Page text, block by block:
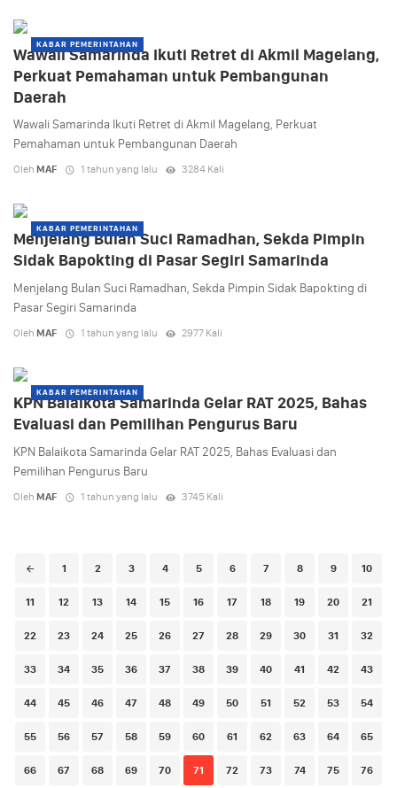
KABAR PEMERINTAHAN
Wawali Samarinda Ikuti Retret di Akmil Magelang,
Perkuat Pemahaman untuk Pembangunan
Daerah
Wawali Samarinda Ikuti Retret di Akmil Magelang, Perkuat
Pemahaman untuk Pembangunan Daerah
Oleh MAF 1 tahun yang lalu 3284 Kali
KABAR PEMERINTAHAN
Menjelang Bulan Suci Ramadhan, Sekda Pimpin
Sidak Bapokting di Pasar Segiri Samarinda
Menjelang Bulan Suci Ramadhan, Sekda Pimpin Sidak Bapokting di
Pasar Segiri Samarinda
Oleh MAF 1 tahun yang lalu 2977 Kali
KABAR PEMERINTAHAN
KPN Balaikota Samarinda Gelar RAT 2025, Bahas
Evaluasi dan Pemilihan Pengurus Baru
KPN Balaikota Samarinda Gelar RAT 2025, Bahas Evaluasi dan
Pemilihan Pengurus Baru
Oleh MAF 1 tahun yang lalu 3745 Kali
Posts
1 2 3 4 5 6 7 8 9 10
11 12 13 14 15 16 17 18 19 20 21
22 23 24 25 26 27 28 29 30 31 32
33 34 35 36 37 38 39 40 41 42 43
44 45 46 47 48 49 50 51 52 53 54
55 56 57 58 59 60 61 62 63 64 65
66 67 68 69 70 71 72 73 74 75 76